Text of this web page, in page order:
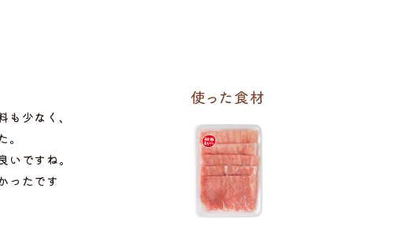
少なく、
ですね。
ったです